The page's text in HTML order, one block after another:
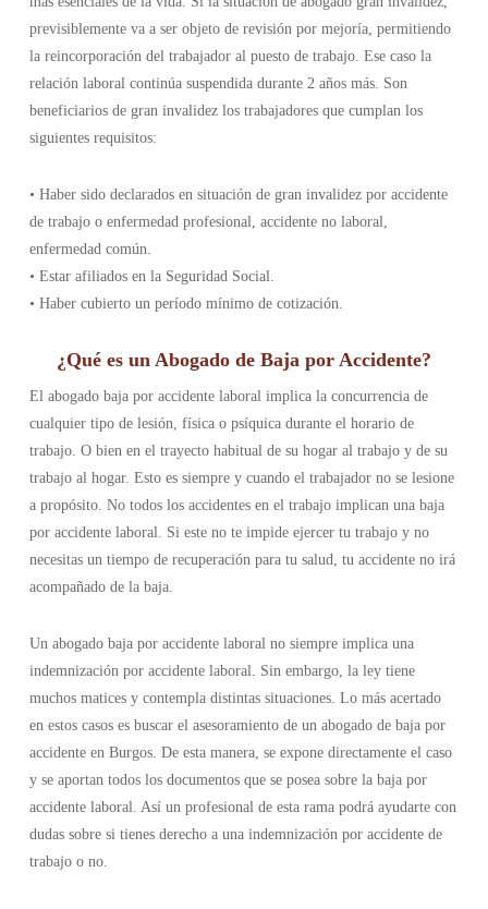
previsiblemente va a ser objeto de revisión por mejoría, permitiendo
la reincorporación del trabajador al puesto de trabajo. Ese caso la
relación laboral continúa suspendida durante 2 años más. Son
beneficiarios de gran invalidez los trabajadores que cumplan los
siguientes requisitos:
• Haber sido declarados en situación de gran invalidez por accidente
de trabajo o enfermedad profesional, accidente no laboral,
enfermedad común.
• Estar afiliados en la Seguridad Social.
• Haber cubierto un período mínimo de cotización.
¿Qué es un Abogado de Baja por Accidente?
El abogado baja por accidente laboral implica la concurrencia de
cualquier tipo de lesión, física o psíquica durante el horario de
trabajo. O bien en el trayecto habitual de su hogar al trabajo y de su
trabajo al hogar. Esto es siempre y cuando el trabajador no se lesione
a propósito. No todos los accidentes en el trabajo implican una baja
por accidente laboral. Si este no te impide ejercer tu trabajo y no
necesitas un tiempo de recuperación para tu salud, tu accidente no irá
acompañado de la baja.
Un abogado baja por accidente laboral no siempre implica una
indemnización por accidente laboral. Sin embargo, la ley tiene
muchos matices y contempla distintas situaciones. Lo más acertado
en estos casos es buscar el asesoramiento de un abogado de baja por
accidente en Burgos. De esta manera, se expone directamente el caso
y se aportan todos los documentos que se posea sobre la baja por
accidente laboral. Así un profesional de esta rama podrá ayudarte con
dudas sobre si tienes derecho a una indemnización por accidente de
trabajo o no.